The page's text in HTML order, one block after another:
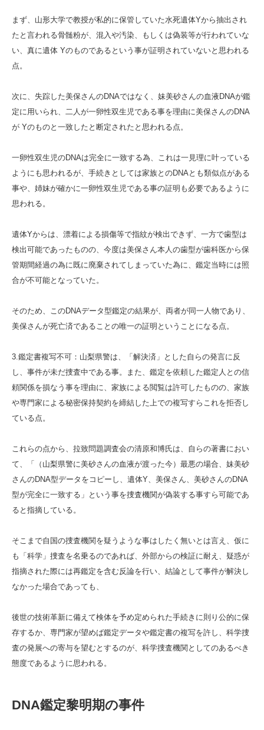
まず、山形大学で教授が私的に保管していた水死遺体Yから抽出され
たと言われる骨髄粉が、混入や汚染、もしくは偽装等が行われていな
い、真に遺体 Yのものであるという事が証明されていないと思われる
点。
次に、失踪した美保さんのDNAではなく、妹美砂さんの血液DNAが鑑
定に用いられ、二人が一卵性双生児である事を理由に美保さんのDNA
が Yのものと一致したと断定されたと思われる点。
一卵性双生児のDNAは完全に一致する為、これは一見理に叶っている
ようにも思われるが、手続きとしては家族とのDNAとも類似点がある
事や、姉妹が確かに一卵性双生児である事の証明も必要であるように
思われる。
遺体Yからは、漂着による損傷等で指紋が検出できず、一方で歯型は
検出可能であったものの、今度は美保さん本人の歯型が歯科医から保
管期間経過の為に既に廃棄されてしまっていた為に、鑑定当時には照
合が不可能となっていた。
そのため、このDNAデータ型鑑定の結果が、両者が同一人物であり、
美保さんが死亡済であることの唯一の証明ということになる点。
3.鑑定書複写不可：山梨県警は、「解決済」とした自らの発言に反
し、事件が未だ捜査中である事。また、鑑定を依頼した鑑定人との信
頼関係を損なう事を理由に、家族による閲覧は許可したものの、家族
や専門家による秘密保持契約を締結した上での複写すらこれを拒否し
ている点。
これらの点から、拉致問題調査会の清原和博氏は、自らの著書におい
て、「（山梨県警に美砂さんの血液が渡った今）最悪の場合、妹美砂
さんのDNA型データをコピーし、遺体Y、美保さん、美砂さんのDNA
型が完全に一致する」という事を捜査機関が偽装する事すら可能であ
ると指摘している。
そこまで自国の捜査機関を疑うような事はしたく無いとは言え、仮に
も「科学」捜査を名乗るのであれば、外部からの検証に耐え、疑惑が
指摘された際には再鑑定を含む反論を行い、結論として事件が解決し
なかった場合であっても、
後世の技術革新に備えて検体を予め定められた手続きに則り公的に保
存するか、専門家が望めば鑑定データや鑑定書の複写を許し、科学捜
査の発展への寄与を望むとするのが、科学捜査機関としてのあるべき
態度であるように思われる。
DNA鑑定黎明期の事件